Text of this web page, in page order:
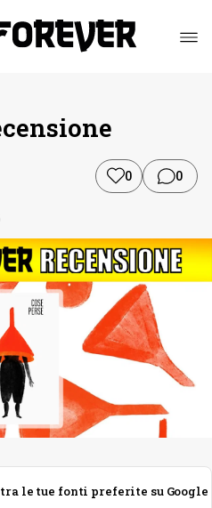
0 0
le tue fonti preferite su Google